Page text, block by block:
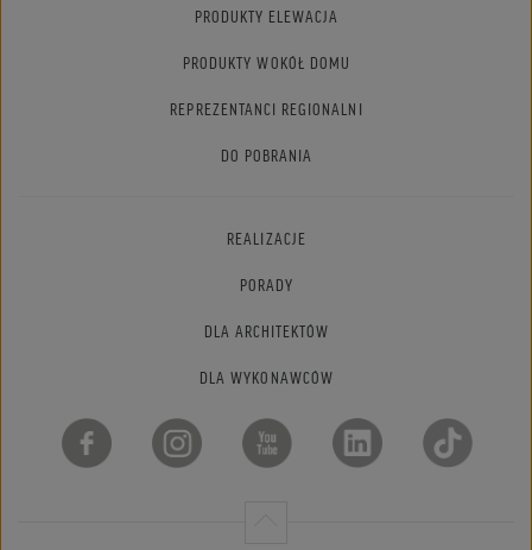
PRODUKTY ELEWACJA
PRODUKTY WOKÓŁ DOMU
REPREZENTANCI REGIONALNI
DO POBRANIA
REALIZACJE
PORADY
DLA ARCHITEKTÓW
DLA WYKONAWCÓW